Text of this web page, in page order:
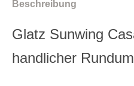
Beschreibung
Glatz Sunwing
handlicher